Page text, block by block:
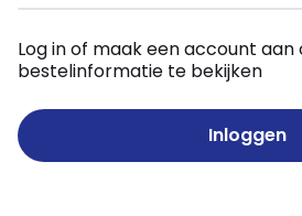
Log in of maak een account
bestelinformatie te bekijken
Inloggen